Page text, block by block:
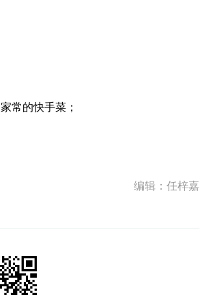
常的快手菜；
编辑：任梓嘉